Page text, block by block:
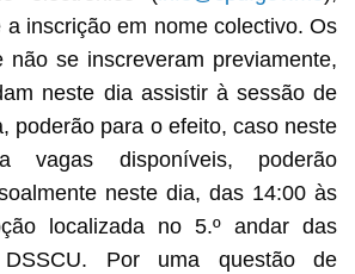
a inscrição em nome colectivo. Os
não se inscreveram previamente,
neste dia assistir à sessão de
poderão para o efeito, caso neste
vagas disponíveis, poderão
neste dia, das 14:00 às
localizada no 5.º andar das
Por uma questão de